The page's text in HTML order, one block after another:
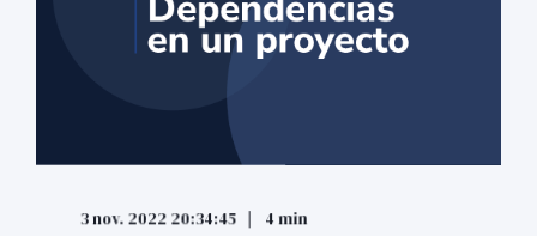
3 nov. 2022 20:34:45 4 min